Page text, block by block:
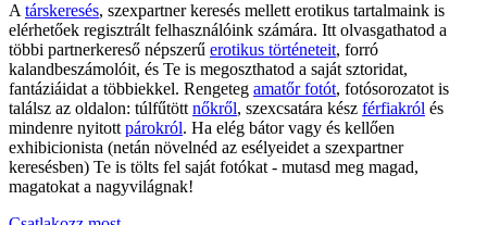
A társkeresés, szexpartner keresés mellett erotikus tartalmaink is
elérhetőek regisztrált felhasználóink számára. Itt olvasgathatod a
többi partnerkereső népszerű erotikus történeteit, forró
kalandbeszámolóit, és Te is megoszthatod a saját sztoridat,
fantáziáidat a többiekkel. Rengeteg amatőr fotót, fotósorozatot is
találsz az oldalon: túlfűtött nőkről, szexcsatára kész férfiakról és
mindenre nyitott párokról. Ha elég bátor vagy és kellően
exhibicionista (netán növelnéd az esélyeidet a szexpartner
keresésben) Te is tölts fel saját fotókat - mutasd meg magad,
magatokat a nagyvilágnak!